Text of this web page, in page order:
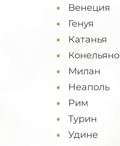
Венеция
Генуя
Катанья
Конельяно
Милан
Неаполь
Рим
Турин
Удине